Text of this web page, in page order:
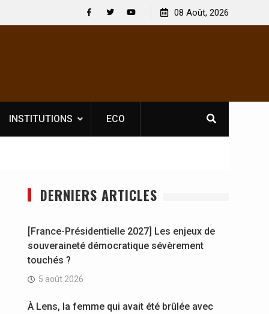
se
[France-Présidentielle 2027] Les enjeux de
souveraineté démocratique sévèrement touchés ?
08 Août, 2026
INSTITUTIONS ECO
DERNIERS ARTICLES
[France-Présidentielle 2027] Les enjeux de
souveraineté démocratique sévèrement
touchés ?
5 août 2026
À Lens, la femme qui avait été brûlée avec